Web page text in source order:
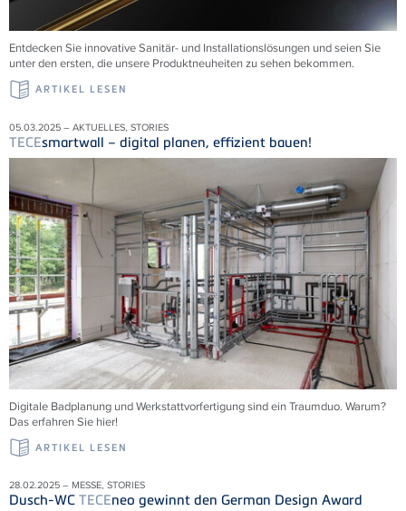
Entdecken Sie innovative Sanitär- und Installationslösungen und seien Sie
unter den ersten, die unsere Produktneuheiten zu sehen bekommen.
ARTIKEL LESEN
05.03.2025 – AKTUELLES, STORIES
TECEsmartwall – digital planen, effizient bauen!
Digitale Badplanung und Werkstattvorfertigung sind ein Traumduo. Warum?
Das erfahren Sie hier!
ARTIKEL LESEN
28.02.2025 – MESSE, STORIES
Dusch-WC TECEneo gewinnt den German Design Award